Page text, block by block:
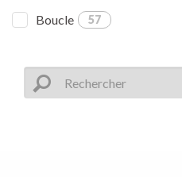
Boucle 57